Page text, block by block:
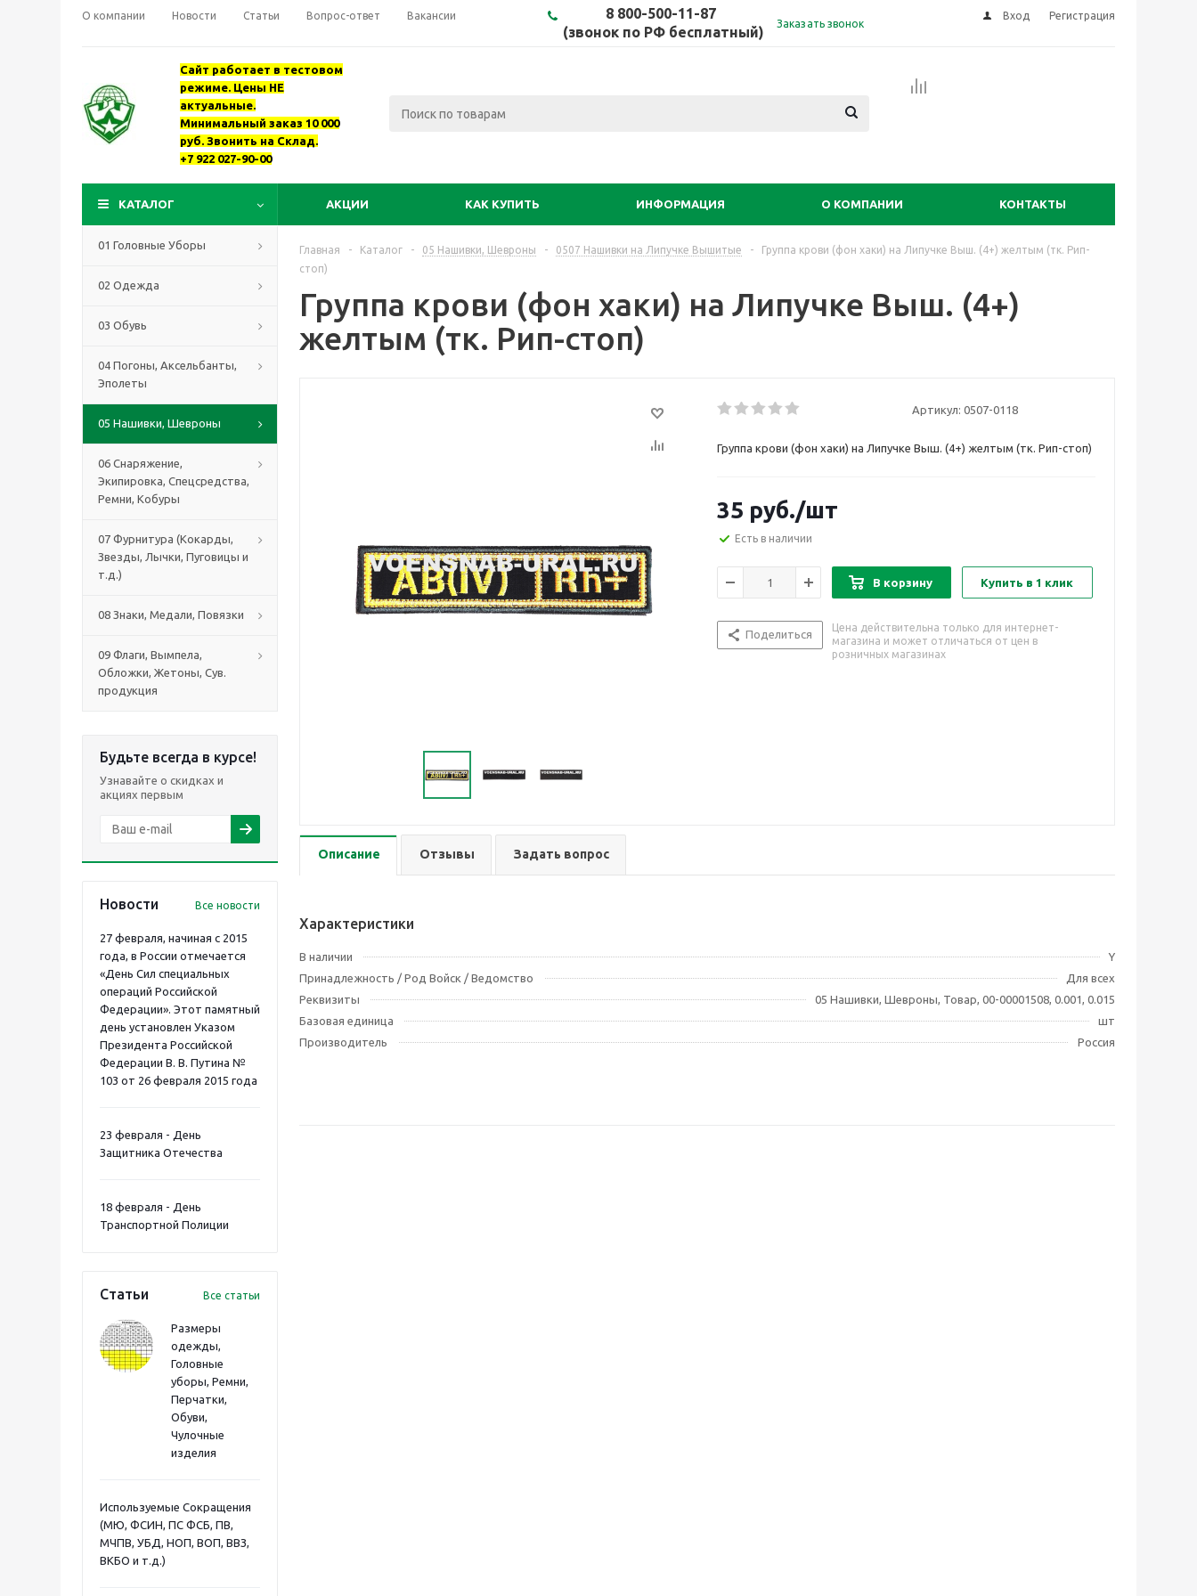
О компании Новости Статьи Вопрос-ответ Вакансии
8 800-500-11-87
(звонок по РФ бесплатный)
Заказать звонок
Вход Регистрация
Сайт работает в тестовом
режиме. Цены НЕ
актуальные.
Минимальный заказ 10 000
руб. Звонить на Склад.
+7 922 027-90-00
КАТАЛОГ АКЦИИ КАК КУПИТЬ ИНФОРМАЦИЯ О КОМПАНИИ КОНТАКТЫ
01 Головные Уборы
02 Одежда
03 Обувь
04 Погоны, Аксельбанты,
Эполеты
05 Нашивки, Шевроны
06 Снаряжение,
Экипировка, Спецсредства,
Ремни, Кобуры
07 Фурнитура (Кокарды,
Звезды, Лычки, Пуговицы и
т.д.)
08 Знаки, Медали, Повязки
09 Флаги, Вымпела,
Обложки, Жетоны, Сув.
продукция
Будьте всегда в курсе!
Узнавайте о скидках и
акциях первым
Новости Все новости
27 февраля, начиная с 2015
года, в России отмечается
«День Сил специальных
операций Российской
Федерации». Этот памятный
день установлен Указом
Президента Российской
Федерации В. В. Путина №
103 от 26 февраля 2015 года
23 февраля - День
Защитника Отечества
18 февраля - День
Транспортной Полиции
Статьи Все статьи
Размеры
одежды,
Головные
уборы, Ремни,
Перчатки,
Обуви,
Чулочные
изделия
Используемые Сокращения
(МЮ, ФСИН, ПС ФСБ, ПВ,
МЧПВ, УБД, НОП, ВОП, ВВЗ,
ВКБО и т.д.)
Главная - Каталог - 05 Нашивки, Шевроны - 0507 Нашивки на Липучке Вышитые -
Группа крови (фон хаки) на Липучке Выш. (4+) желтым (тк. Рип-
стоп)
Группа крови (фон хаки) на Липучке Выш. (4+)
желтым (тк. Рип-стоп)
Артикул: 0507-0118
Группа крови (фон хаки) на Липучке Выш. (4+) желтым (тк. Рип-стоп)
35 руб./шт
Есть в наличии
В корзину Купить в 1 клик
Поделиться
Цена действительна только для интернет-
магазина и может отличаться от цен в
розничных магазинах
Описание Отзывы Задать вопрос
Характеристики
В наличии
Y
Принадлежность / Род Войск / Ведомство
Для всех
Реквизиты
05 Нашивки, Шевроны, Товар, 00-00001508, 0.001, 0.015
Базовая единица
шт
Производитель
Россия